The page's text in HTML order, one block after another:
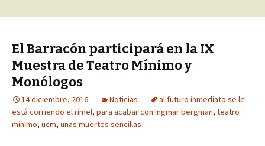
El Barracón participará en la IX
Muestra de Teatro Mínimo y
Monólogos
14 diciembre, 2016 Noticias
al futuro inmediato se le
está corriendo el rímel, para acabar con ingmar bergman, teatro
mínimo, ucm, unas muertes sencillas